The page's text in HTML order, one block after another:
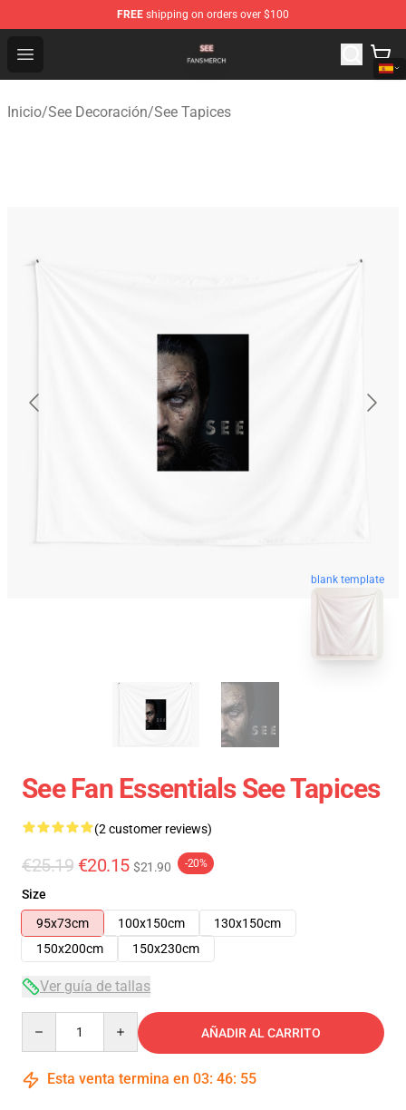
FREE shipping on orders over $100
Open menu
See Shop - Official See Merchandise Store
Inicio/See Decoración/See Tapices
blank template
See Fan Essentials See Tapices
(2 customer reviews)
€25.19 €20.15 $21.90 -20%
Size
95x73cm
100x150cm
130x150cm
150x200cm
150x230cm
Ver guía de tallas
AÑADIR AL CARRITO
Esta venta termina en 03: 46: 54